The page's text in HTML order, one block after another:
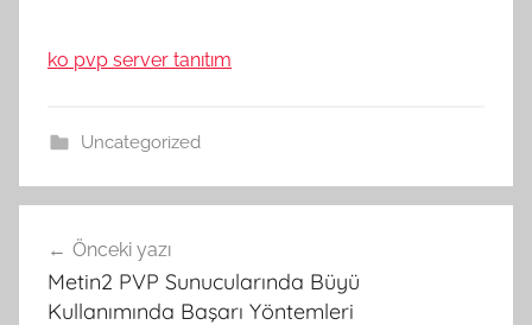
ko pvp server tanıtım
Uncategorized
gezinmesi
Önceki yazı
Metin2 PVP Sunucularında Büyü
Kullanımında Başarı Yöntemleri